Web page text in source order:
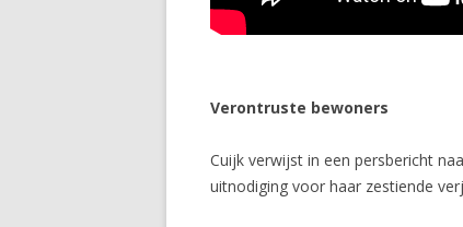
Verontruste bewoners
Cuijk verwijst in een persbericht
uitnodiging voor haar zestiende